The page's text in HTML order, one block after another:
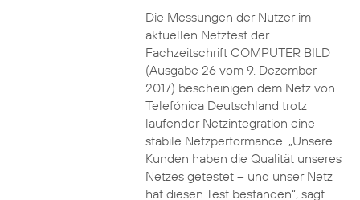
Die Messungen der Nutzer im
aktuellen Netztest der
Fachzeitschrift COMPUTER BILD
(Ausgabe 26 vom 9. Dezember
2017) bescheinigen dem Netz von
Telefónica Deutschland trotz
laufender Netzintegration eine
stabile Netzperformance. „Unsere
Kunden haben die Qualität unseres
Netzes getestet – und unser Netz
hat diesen Test bestanden“, sagt